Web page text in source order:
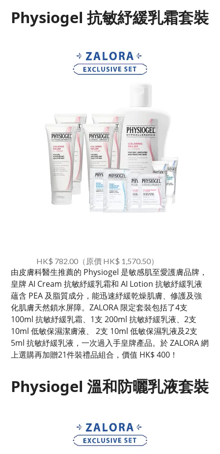
Physiogel 抗敏紓緩乳霜套裝
HK$ 782.00（原價 HK$ 1,570.50）
由皮膚科醫生推薦的 Physiogel 是敏感肌至愛護膚品牌，
皇牌 AI Cream 抗敏紓緩乳霜和 AI Lotion 抗敏紓緩乳液
蘊含 PEA 及脂質成分，能迅速紓緩乾燥肌膚、修護及強
化肌膚天然鎖水屏障。ZALORA 限定套裝包括了4支
100ml 抗敏紓緩乳霜、1支 200ml 抗敏紓緩乳液、2支
10ml 低敏保濕潔膚液、 2支 10ml 低敏保濕乳液及2支
5ml 抗敏紓緩乳液，一次過入手皇牌產品。於 ZALORA 網
上選購再加贈21件裝禮品組合，價值 HK$ 400！
Physiogel 溫和防曬乳液套裝